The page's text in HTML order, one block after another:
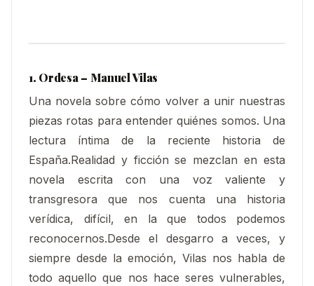
1. Ordesa – Manuel Vilas
Una novela sobre cómo volver a unir nuestras
piezas rotas para entender quiénes somos. Una
lectura íntima de la reciente historia de
España.Realidad y ficción se mezclan en esta
novela escrita con una voz valiente y
transgresora que nos cuenta una historia
verídica, difícil, en la que todos podemos
reconocernos.Desde el desgarro a veces, y
siempre desde la emoción, Vilas nos habla de
todo aquello que nos hace seres vulnerables,